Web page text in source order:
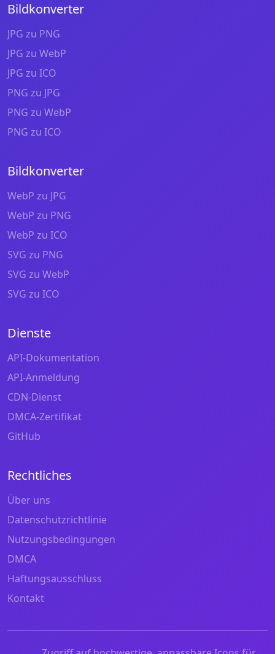
Bildkonverter
JPG zu PNG
JPG zu WebP
JPG zu ICO
PNG zu JPG
PNG zu WebP
PNG zu ICO
Bildkonverter
WebP zu JPG
WebP zu PNG
WebP zu ICO
SVG zu PNG
SVG zu WebP
SVG zu ICO
Dienste
API-Dokumentation
API-Anmeldung
CDN-Dienst
DMCA-Zertifikat
GitHub
Rechtliches
Über uns
Datenschutzrichtlinie
Nutzungsbedingungen
DMCA
Haftungsausschluss
Kontakt